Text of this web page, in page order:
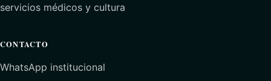
servicios médicos y cultura
CONTACTO
WhatsApp institucional